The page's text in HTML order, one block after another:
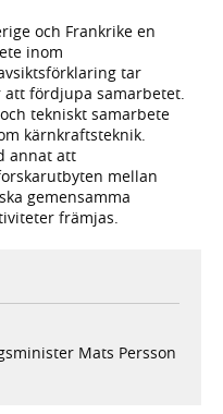
och Frankrike en
inom
tar
fördjupa samarbetet.
tekniskt samarbete
kärnkraftsteknik.
annat att
mellan
gemensamma
främjas.
Mats Persson